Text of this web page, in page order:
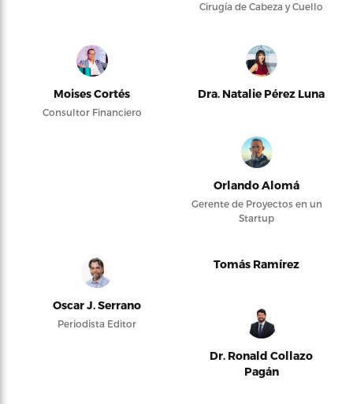
Cirugía de Cabeza y Cuello
Moises Cortés
Consultor Financiero
Dra. Natalie Pérez Luna
Orlando Alomá
Gerente de Proyectos en un
Startup
Oscar J. Serrano
Periodista Editor
Tomás Ramírez
Dr. Ronald Collazo
Pagán